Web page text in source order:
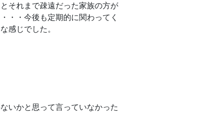
それまで疎遠だった家族の方が
・・今後も定期的に関わってく
感じでした。
いかと思って言っていなかった